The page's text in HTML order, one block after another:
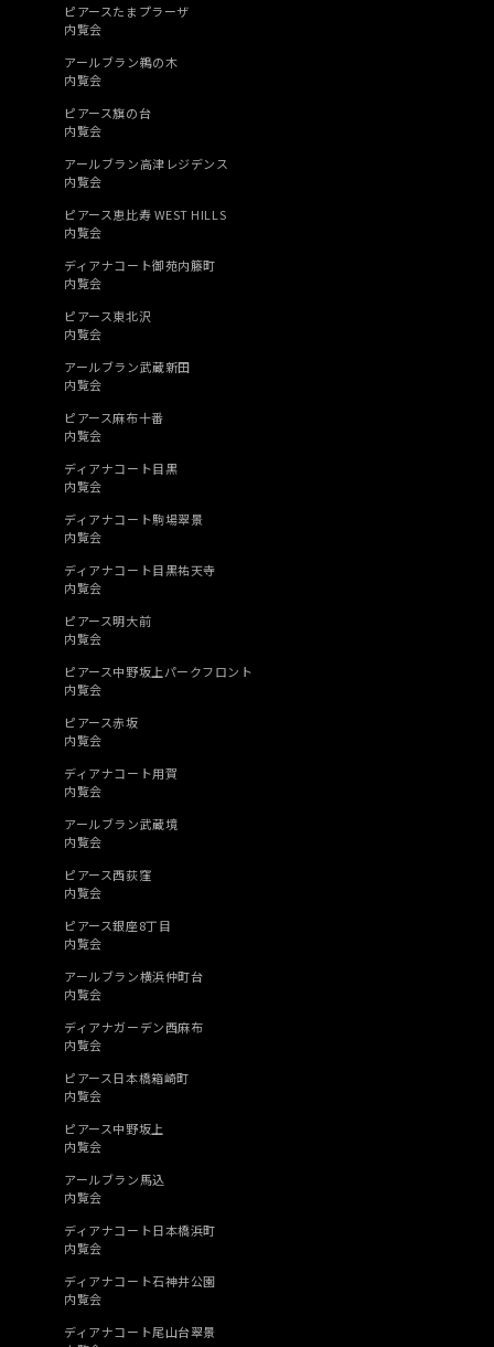
ピアースたまプラーザ
内覧会
アールブラン鵜の木
内覧会
ピアース旗の台
内覧会
アールブラン高津レジデンス
内覧会
ピアース恵比寿 WEST HILLS
内覧会
ディアナコート御苑内籐町
内覧会
ピアース東北沢
内覧会
アールブラン武蔵新田
内覧会
ピアース麻布十番
内覧会
ディアナコート目黒
内覧会
ディアナコート駒場翠景
内覧会
ディアナコート目黒祐天寺
内覧会
ピアース明大前
内覧会
ピアース中野坂上パークフロント
内覧会
ピアース赤坂
内覧会
ディアナコート用賀
内覧会
アールブラン武蔵境
内覧会
ピアース西荻窪
内覧会
ピアース銀座8丁目
内覧会
アールブラン横浜仲町台
内覧会
ディアナガーデン西麻布
内覧会
ピアース日本橋箱崎町
内覧会
ピアース中野坂上
内覧会
アールブラン馬込
内覧会
ディアナコート日本橋浜町
内覧会
ディアナコート石神井公園
内覧会
ディアナコート尾山台翠景